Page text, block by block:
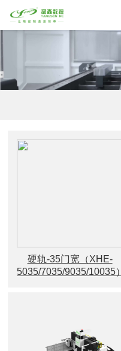
硬轨-35门宽（XHE-
5035/7035/9035/10035）